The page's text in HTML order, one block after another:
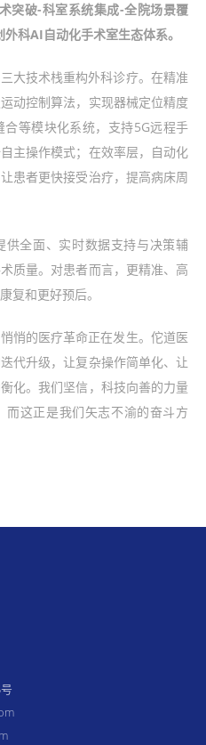
突破-科室系统集成-全院场景覆
科AI自动化手术室生态体系。
大技术栈重构外科诊疗。在精准
动控制算法，实现器械定位精度
等模块化系统，支持5G远程手
主操作模式；在效率层，自动化
患者更快接受治疗，提高病床周
供全面、实时数据支持与决策辅
质量。对患者而言，更精准、高
复和更好预后。
悄的医疗革命正在发生。佗道医
代升级，让复杂操作简单化、让
化。我们坚信，科技向善的力量
这正是我们矢志不渝的奋斗方